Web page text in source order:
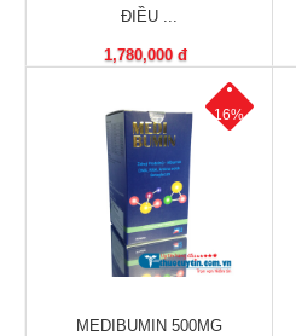
thuốc
hay
Kiến
thức
bệnh
ĐIỀU ...
1,780,000 đ
16%
MEDIBUMIN 500MG